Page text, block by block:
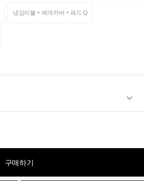
냉감이불 + 베개커버 + 패드 Q
구매하기